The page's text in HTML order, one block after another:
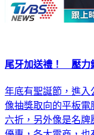
尾牙加送禮！ 壓力
年底有聖誕節，進入
像抽獎取向的平板電
六折，另外像是名